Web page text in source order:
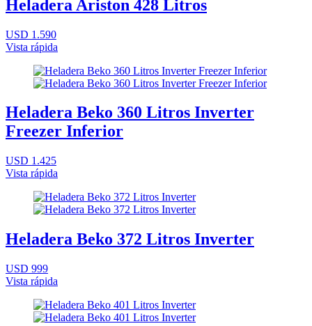
Heladera Ariston 428 Litros
USD 1.590
Vista rápida
Heladera Beko 360 Litros Inverter
Freezer Inferior
USD 1.425
Vista rápida
Heladera Beko 372 Litros Inverter
USD 999
Vista rápida